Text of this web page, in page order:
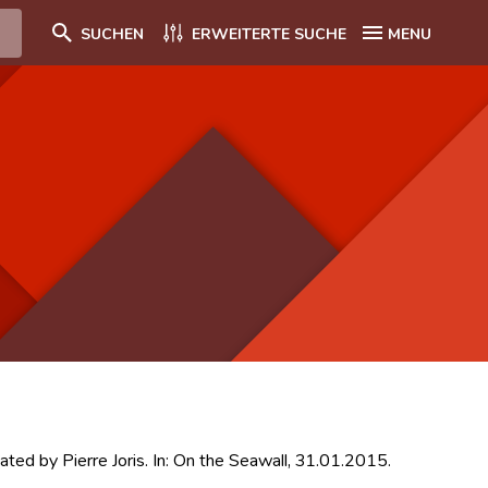
SUCHEN ERWEITERTE SUCHE MENU
by Pierre Joris. In: On the Seawall, 31.01.2015.